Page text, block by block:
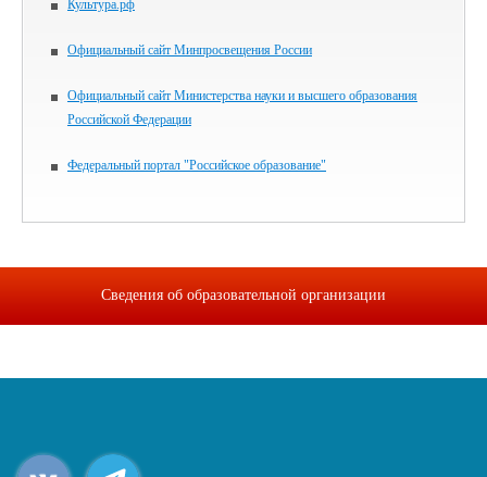
Культура.рф
Официальный сайт Минпросвещения России
Официальный сайт Министерства науки и высшего образования
Российской Федерации
Федеральный портал "Российское образование"
Сведения об образовательной организации